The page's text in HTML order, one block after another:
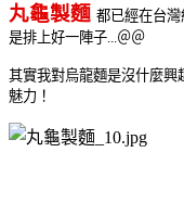
丸龜製麵 都已經在台
是排上好一陣子...＠＠
其實我對烏龍麵是沒什麼興
魅力！